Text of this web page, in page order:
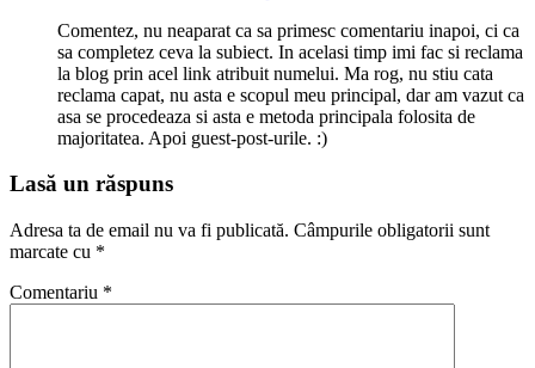
Comentez, nu neaparat ca sa primesc comentariu inapoi, ci ca
sa completez ceva la subiect. In acelasi timp imi fac si reclama
la blog prin acel link atribuit numelui. Ma rog, nu stiu cata
reclama capat, nu asta e scopul meu principal, dar am vazut ca
asa se procedeaza si asta e metoda principala folosita de
majoritatea. Apoi guest-post-urile. :)
Lasă un răspuns
Adresa ta de email nu va fi publicată. Câmpurile obligatorii sunt
marcate cu *
Comentariu *